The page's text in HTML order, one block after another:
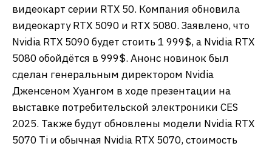
видеокарт серии RTX 50. Компания обновила
видеокарту RTX 5090 и RTX 5080. Заявлено, что
Nvidia RTX 5090 будет стоить 1 999$, а Nvidia RTX
5080 обойдётся в 999$. Анонс новинок был
сделан генеральным директором Nvidia
Дженсеном Хуангом в ходе презентации на
выставке потребительской электроники CES
2025. Также будут обновлены модели Nvidia RTX
5070 Ti и обычная Nvidia RTX 5070, стоимость